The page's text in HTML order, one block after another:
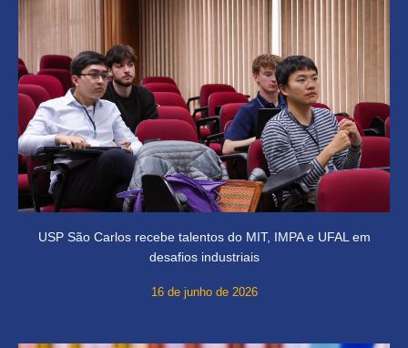
USP São Carlos recebe talentos do MIT, IMPA e UFAL em
desafios industriais
16 de junho de 2026